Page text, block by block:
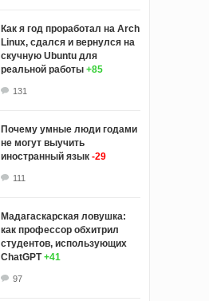
Как я год проработал на Arch
Linux, сдался и вернулся на
скучную Ubuntu для
реальной работы +85
131
Почему умные люди годами
не могут выучить
иностранный язык -29
111
Мадагаскарская ловушка:
как профессор обхитрил
студентов, использующих
ChatGPT +41
97